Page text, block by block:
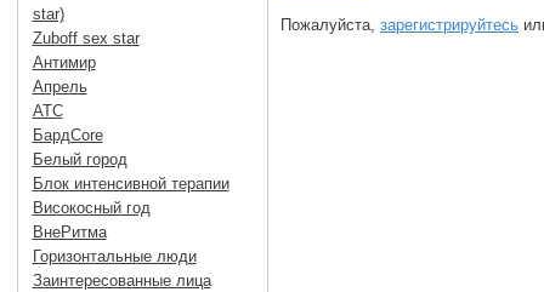
Пожалуйста, зарегистрируйтесь
star)
Zuboff sex star
Антимир
Апрель
АТС
БардCore
Белый город
Блок интенсивной терапии
Високосный год
ВнеРитма
Горизонтальные люди
Заинтересованные лица